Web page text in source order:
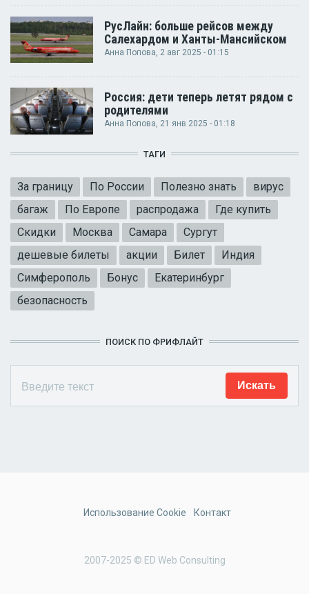
РусЛайн: больше рейсов между
Салехардом и Ханты-Мансийском
Анна Попова , 2 авг 2025 - 01:15
Россия: дети теперь летят рядом с
родителями
Анна Попова, 21 янв 2025 - 01:18
ТАГИ
За границу По России Полезно знать
вирус
багаж
По Европе распродажа
Где купить
Скидки
Москва Самара
Сургут
дешевые билеты
акции Билет
Индия
Симферополь
Бонус
Екатеринбург
безопасность
ПОИСК ПО ФРИФЛАЙТ
2007-2025 © ED Web Consulting
Использование Cookie Контакт